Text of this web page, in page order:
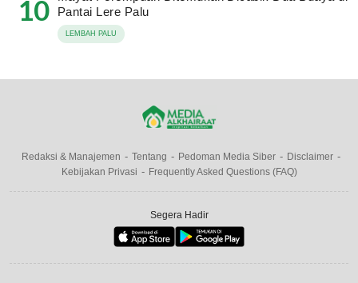
10
Pantai Lere Palu
LEMBAH PALU
Redaksi & Manajemen Tentang Pedoman Media Siber
Disclaimer
Kebijakan Privasi
Frequently Asked Questions (FAQ)
Segera Hadir